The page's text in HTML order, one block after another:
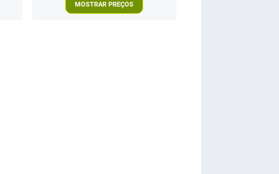
MOSTRAR PREÇOS